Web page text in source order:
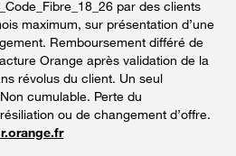
par des clients
maximum, sur présentation d’une
Remboursement différé de
Orange après validation de la
révolus du client. Un seul
cumulable. Perte du
ou de changement d’offre.